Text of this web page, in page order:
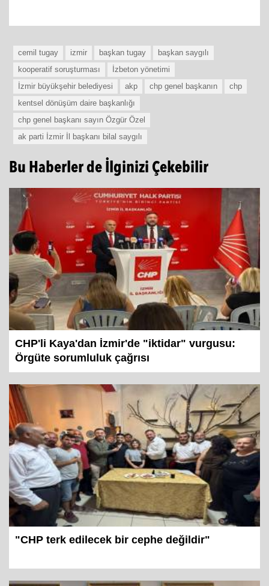
cemil tugay izmir başkan tugay
başkan saygılı
kooperatif soruşturması
İzbeton yönetimi
İzmir büyükşehir belediyesi
akp chp genel başkanın
chp
kentsel dönüşüm daire başkanlığı
chp genel başkanı sayın Özgür Özel
ak parti İzmir İl başkanı bilal saygılı
Bu Haberler de İlginizi Çekebilir
CHP'li Kaya'dan İzmir'de "iktidar" vurgusu:
Örgüte sorumluluk çağrısı
"CHP terk edilecek bir cephe değildir"